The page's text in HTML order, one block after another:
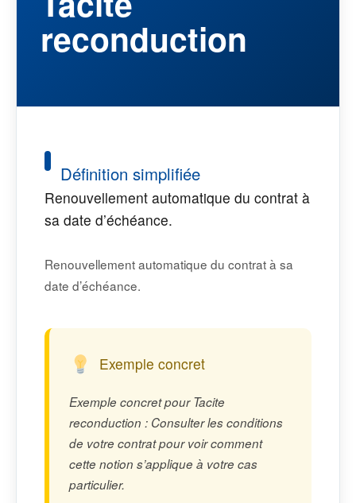
reconduction
Définition simplifiée
Renouvellement automatique du contrat à
sa date d’échéance.
Renouvellement automatique du contrat à sa
date d’échéance.
Exemple concret
Exemple concret pour Tacite
reconduction : Consulter les conditions
de votre contrat pour voir comment
cette notion s’applique à votre cas
particulier.